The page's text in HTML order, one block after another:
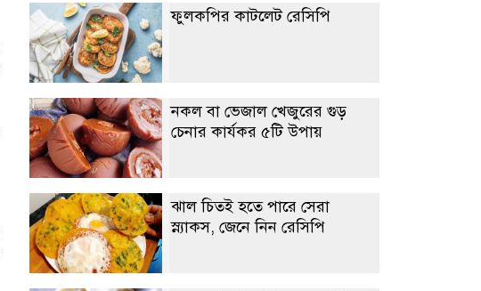
ফুলকপির কাটলেট রেসিপি
নকল বা ভেজাল খেজুরের গুড়
চেনার কার্যকর ৫টি উপায়
ঝাল চিতই হতে পারে সেরা
স্ন্যাকস, জেনে নিন রেসিপি